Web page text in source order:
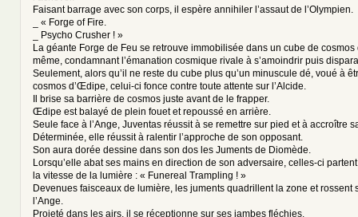
Faisant barrage avec son corps, il espère annihiler l’assaut de l’Olympien.
_ « Forge of Fire.
_ Psycho Crusher ! »
La géante Forge de Feu se retrouve immobilisée dans un cube de
même, condamnant l’émanation cosmique rivale à s’amoindrir puis
Seulement, alors qu’il ne reste du cube plus qu’un minuscule dé, voué à
cosmos d’Œdipe, celui-ci fonce contre toute attente sur l’Alcide.
Il brise sa barrière de cosmos juste avant de le frapper.
Œdipe est balayé de plein fouet et repoussé en arrière.
Seule face à l’Ange, Juventas réussit à se remettre sur pied et à accroître
Déterminée, elle réussit à ralentir l’approche de son opposant.
Son aura dorée dessine dans son dos les Juments de Diomède.
Lorsqu’elle abat ses mains en direction de son adversaire, celles-ci
la vitesse de la lumière : « Funereal Trampling ! »
Devenues faisceaux de lumière, les juments quadrillent la zone et rossent
l’Ange.
Projeté dans les airs, il se réceptionne sur ses jambes fléchies.